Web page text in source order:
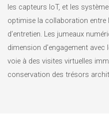
les capteurs IoT, et les
optimise la collaboration entre
d’entretien. Les jumeaux
dimension d’engagement
voie à des visites virtuelles
conservation des trésors